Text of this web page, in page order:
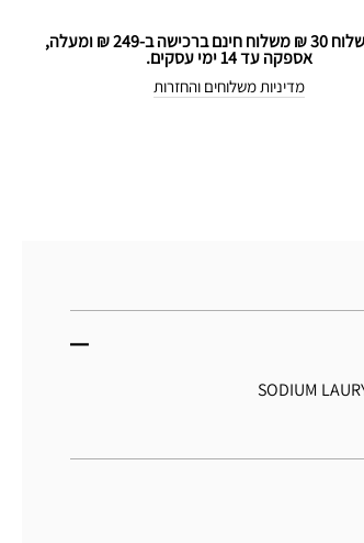
עלות משלוח 30 ₪ משלוח חינם ברכישה ב-249 ₪ ומעלה,
אספקה עד 14 ימי עסקים.
מדיניות משלוחים והחזרות
SODIUM